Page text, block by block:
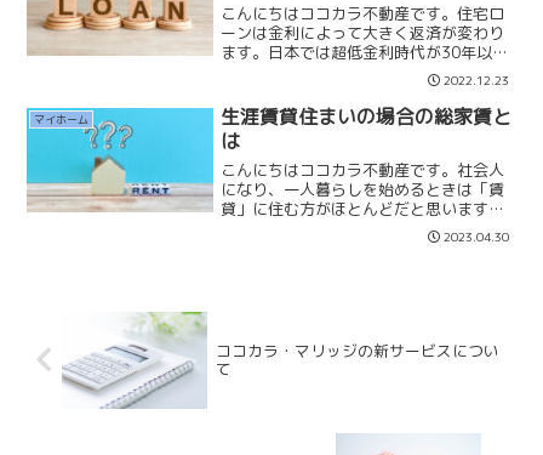
こんにちはココカラ不動産です。住宅ロ
ーンは金利によって大きく返済が変わり
ます。日本では超低金利時代が30年以上
続いていることから金利の大切さに気づ
きにくくなっています。金利によっては
同じ価格のマイホームでも購入できる
か、購入できないかの判断...
2022.12.23
マイホーム
生涯賃貸住まいの場合の総家賃と
は
こんにちはココカラ不動産です。社会人
になり、一人暮らしを始めるときは「賃
貸」に住む方がほとんどだと思います。
そして結婚をして広めの賃貸に引っ越し
をして子供を育て、老後も賃貸に住み続
2023.04.30
ココカラ・マリッジの新サービスについ
て